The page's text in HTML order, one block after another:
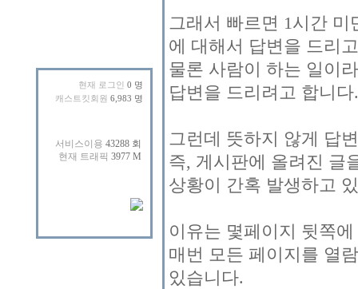
현재 로그인 0 명
캐스트킷회원 6,983 명
그래서 빠르면 1시간
에 대해서 답변을 드리
물론 사람이 하는 일이
답변을 드리려고 합니다.
그런데 뜻하지 않게 답
즉, 게시판에 올려진 글
상황이 간혹 발생하고
이유는 몇페이지 뒷쪽
매번 모든 페이지를 열
있습니다.